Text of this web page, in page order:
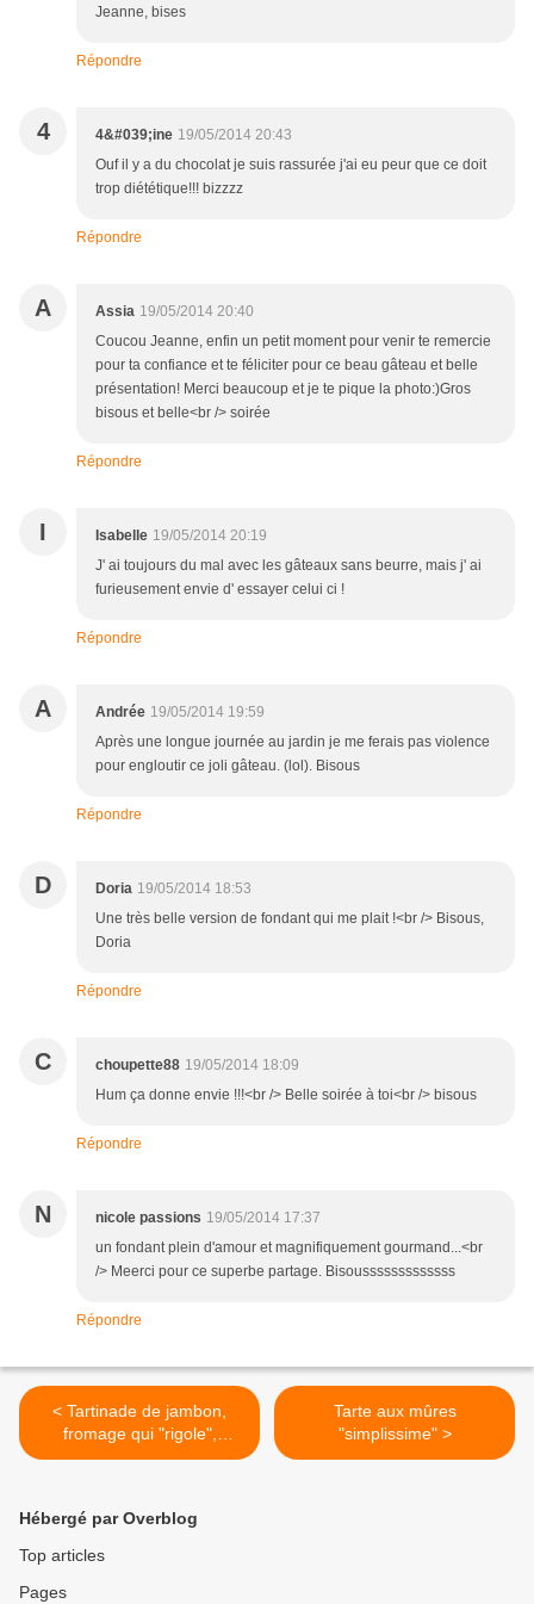
Jeanne, bises
Répondre
4 4&#039;ine 19/05/2014 20:43
Ouf il y a du chocolat je suis rassurée j'ai eu peur que ce doit
trop diététique!!! bizzzz
Répondre
A Assia 19/05/2014 20:40
Coucou Jeanne, enfin un petit moment pour venir te remercie
pour ta confiance et te féliciter pour ce beau gâteau et belle
présentation! Merci beaucoup et je te pique la photo:)Gros
bisous et belle<br /> soirée
Répondre
I Isabelle 19/05/2014 20:19
J' ai toujours du mal avec les gâteaux sans beurre, mais j' ai
furieusement envie d' essayer celui ci !
Répondre
A Andrée 19/05/2014 19:59
Après une longue journée au jardin je me ferais pas violence
pour engloutir ce joli gâteau. (lol). Bisous
Répondre
D Doria 19/05/2014 18:53
Une très belle version de fondant qui me plait !<br /> Bisous,
Doria
Répondre
C choupette88 19/05/2014 18:09
Hum ça donne envie !!!<br /> Belle soirée à toi<br /> bisous
Répondre
N nicole passions 19/05/2014 17:37
un fondant plein d'amour et magnifiquement gourmand...<br
/> Meerci pour ce superbe partage. Bisousssssssssssss
Répondre
< Tartinade de jambon,
fromage qui "rigole",
moutarde à l'ancienne et
Tarte aux mûres
"simplissime" >
Hébergé par Overblog
Top articles
Pages